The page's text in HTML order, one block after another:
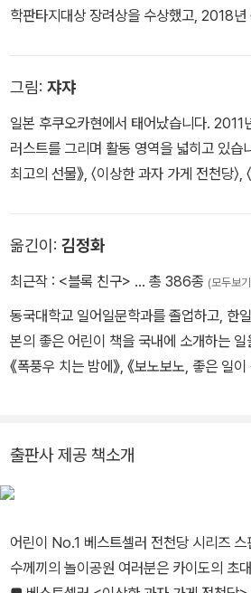
학판타지대상 장려상을 수상했고, 2018년
니다》 시리즈 등이 있다.
그림: 쟈쟈
일본 후쿠오카현에서 태어났습니다. 2011
러스트를 그리며 활동 영역을 넓히고 있습
최고의 선물》, 〈이상한 과자 가게 전천당〉,
옮긴이: 김정화
최근작 : <블록 친구> … 총 386종 (모두보
동국대학교 일어일문학과를 졸업하고, 한
본의 좋은 어린이 책을 국내에 소개하는
《폭풍우 치는 밤에》, 《보노보노, 좋은 일이
출판사 제공 책소개
어린이 No.1 베스트셀러 전천당 시리즈 스핀오프 한밤중 열리는 수
수께끼의 놀이공원 여러분은 카이도의 초